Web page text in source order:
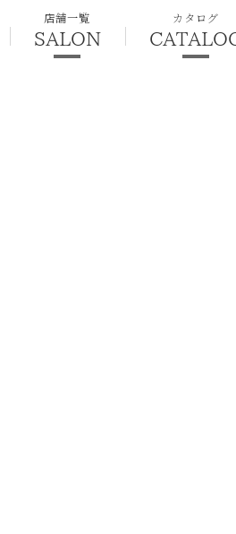
店舗一覧
SALON
カタログ